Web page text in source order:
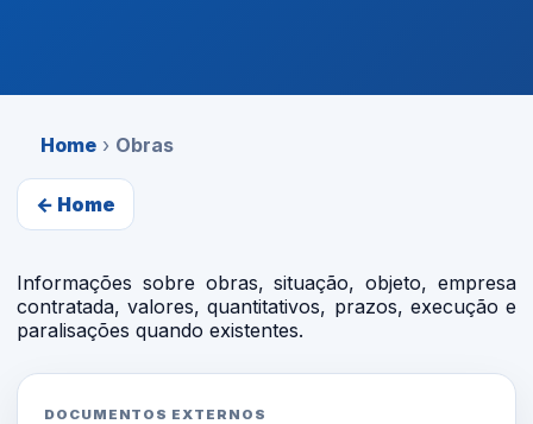
Home › Obras
← Home
Informações sobre obras, situação, objeto, empresa
contratada, valores, quantitativos, prazos, execução e
paralisações quando existentes.
DOCUMENTOS EXTERNOS